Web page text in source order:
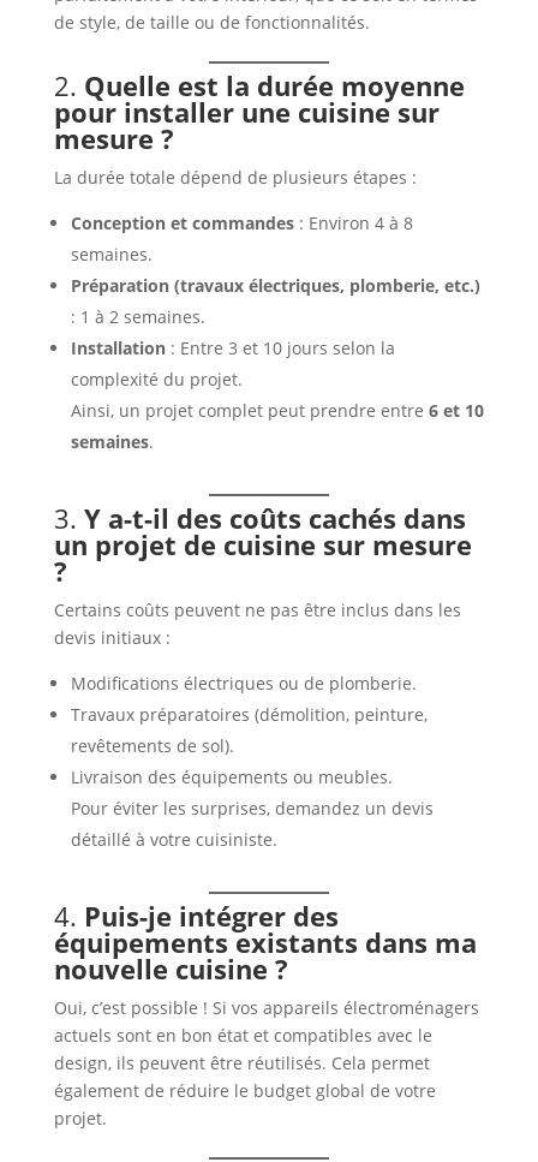
de style, de taille ou de fonctionnalités.
2. Quelle est la durée moyenne
pour installer une cuisine sur
mesure ?
La durée totale dépend de plusieurs étapes :
Conception et commandes: Environ 4 à 8
semaines.
Préparation (travaux électriques, plomberie, etc.)
: 1 à 2 semaines.
Installation: Entre 3 et 10 jours selon la
complexité du projet.
Ainsi, un projet complet peut prendre entre 6 et 10
semaines.
3. Y a-t-il des coûts cachés dans
un projet de cuisine sur mesure
?
Certains coûts peuvent ne pas être inclus dans les
devis initiaux :
Modifications électriques ou de plomberie.
Travaux préparatoires (démolition, peinture,
revêtements de sol).
Livraison des équipements ou meubles.
Pour éviter les surprises, demandez un devis
détaillé à votre cuisiniste.
4. Puis-je intégrer des
équipements existants dans ma
nouvelle cuisine ?
Oui, c’est possible ! Si vos appareils électroménagers
actuels sont en bon état et compatibles avec le
design, ils peuvent être réutilisés. Cela permet
également de réduire le budget global de votre
projet.